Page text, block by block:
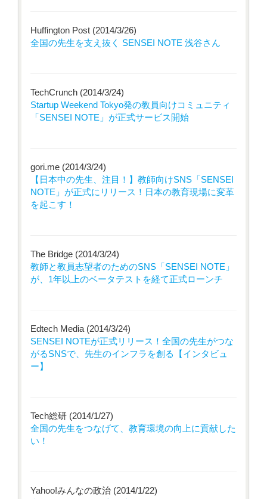
Huffington Post (2014/3/26)
全国の先生を支え抜く SENSEI NOTE 浅谷さん
TechCrunch (2014/3/24)
Startup Weekend Tokyo発の教員向けコミュニティ
「SENSEI NOTE」が正式サービス開始
gori.me (2014/3/24)
【日本中の先生、注目！】教師向けSNS「SENSEI
NOTE」が正式にリリース！日本の教育現場に変革
を起こす！
The Bridge (2014/3/24)
教師と教員志望者のためのSNS「SENSEI NOTE」
が、1年以上のベータテストを経て正式ローンチ
Edtech Media (2014/3/24)
SENSEI NOTEが正式リリース！全国の先生がつな
がるSNSで、先生のインフラを創る【インタビュ
ー】
Tech総研 (2014/1/27)
全国の先生をつなげて、教育環境の向上に貢献した
い！
Yahoo!みんなの政治 (2014/1/22)